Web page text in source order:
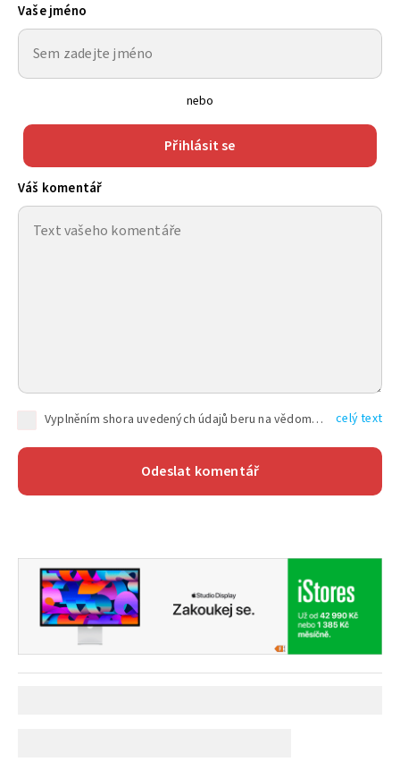
Vaše jméno
nebo
Přihlásit se
Váš komentář
Vyplněním shora uvedených údajů beru na vědomí, že společnost TEXT FACTORY s.r.o., sídlem Brno, Durďákova 336/29, Černá Pole, PSČ: 613 00, IČ: 06157831, zapsané u Krajského soudu v Brně, oddíl C, vložka 100399, bude zpracovávat mé osobní údaje uvedené v rámci mnou vyplněného registračního formuláře na základě oprávněných zájmů TEXT FACTORY s.r.o. dle čl. 6 odst. 1 písm. f) GDPR a pro splnění právních povinností (čl. 6 odst. 1 písm. c) GDPR), a to pro tyto účely: nezbytnost zajistit oprávnění návštěvníka webových stránek provozovaných společností TEXT FACTORY s.r.o. přispívat aktivně ke zveřejněným článkům nebo v rámci diskusních fór a výkon práv TEXT FACTORY s.r.o. jako administrátora těchto diskusních fór. Více informací o zpracování osobních údajů a právech lze nalézt v celý text